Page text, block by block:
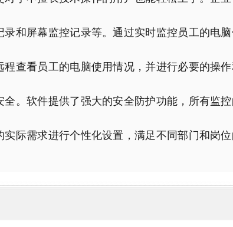
和屏幕监控记录等。通过实时监控员工的电
查看员工的电脑使用情况，并进行必要的操
。软件提供了强大的安全防护功能，所有监
际需求进行个性化设置，满足不同部门和岗